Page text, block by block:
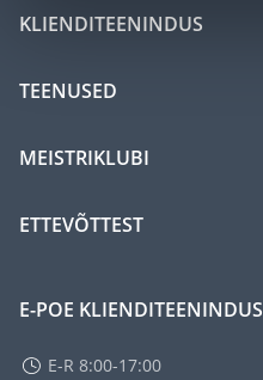
KLIENDITEENINDUS
TEENUSED
MEISTRIKLUBI
ETTEVÕTTEST
E-POE KLIENDITEENINDUS
E-R 8:00-17:00